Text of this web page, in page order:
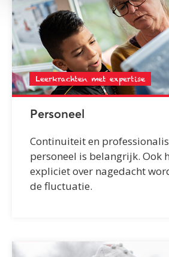
Leerkrachten met expertise
Personeel
Continuiteit en
personeel is belangrijk. Ook
expliciet over nagedacht
de fluctuatie.